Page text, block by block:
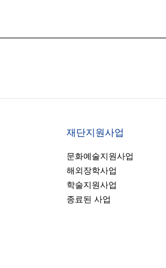
재단지원사업
문화예술지원사업
해외장학사업
학술지원사업
종료된 사업